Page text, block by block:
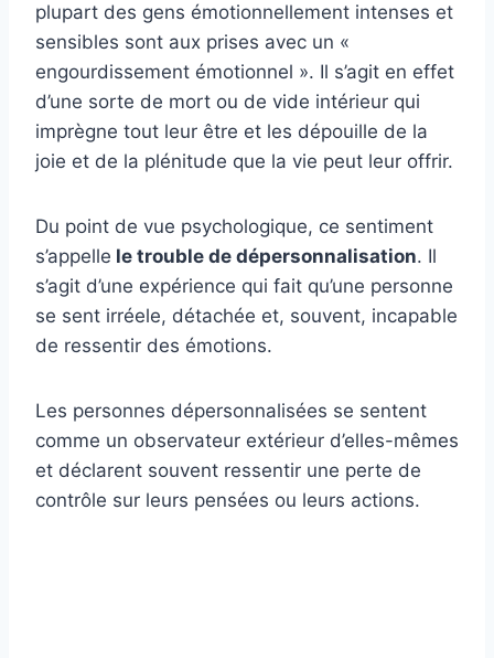
plupart des gens émotionnellement intenses et
sensibles sont aux prises avec un «
engourdissement émotionnel ». Il s’agit en effet
d’une sorte de mort ou de vide intérieur qui
imprègne tout leur être et les dépouille de la
joie et de la plénitude que la vie peut leur offrir.
Du point de vue psychologique, ce sentiment
s’appelle le trouble de dépersonnalisation. Il
s’agit d’une expérience qui fait qu’une personne
se sent irréele, détachée et, souvent, incapable
de ressentir des émotions.
Les personnes dépersonnalisées se sentent
comme un observateur extérieur d’elles-mêmes
et déclarent souvent ressentir une perte de
contrôle sur leurs pensées ou leurs actions.